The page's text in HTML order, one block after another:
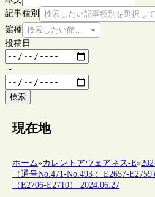
記事種別
検索したい記事種別を選択し
館種 検索したい館種を選択してください
投稿日
～
検索
現在地
ホーム»カレントアウェアネス-E»
（通号No.471-No.493： E2657-E2759
（E2706-E2710） 2024.06.27